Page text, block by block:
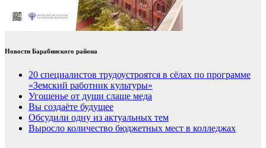
Новости Барабинского района
20 специалистов трудоустроятся в сёлах по программе
«Земский работник культуры»
Угощенье от души слаще меда
Вы создаёте будущее
Обсудили одну из актуальных тем
Выросло количество бюджетных мест в колледжах